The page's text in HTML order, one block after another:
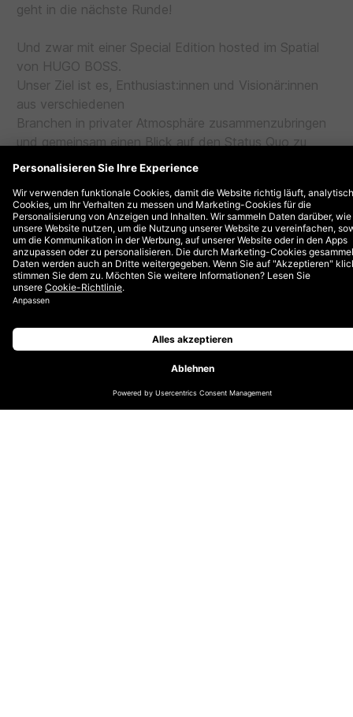
geht in die nächste Runde!
Und zwar mit einer Special Edition hosted im Spatial
von HUGO BOSS.
Unser Ziel ist es, Enthusiast:innen und Visionär:innen
aus verschiedenen
Branchen in privater Atmosphäre zusammenzubringen
und gemeinsam einen Blick auf den Status Quo zu
werfen, Chancen und Challenges zu diskutieren und
gemeinsamen Austausch, immer mit exklusiven Behind-
the-Scenes Insights aus der Branche.
Dieses Mal können Sie sich darauf freuen:
● 2023 – What’s hot, what’s not: David Pajung und
geben Einblicke in die 5 relevantesten Trends für
2023 im Web3
● DEPT® x HUGO BOSS Spatial